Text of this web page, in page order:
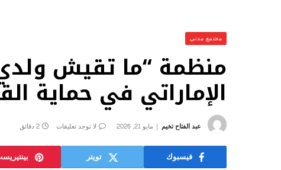
مجتمع مدني
منظمة “ما تقيش
الإماراتي في حماية
عبد الفتاح تخيم مايو 21, 2026 لا توجد تعليقات 2 دقائق
فيسبوك تويتر